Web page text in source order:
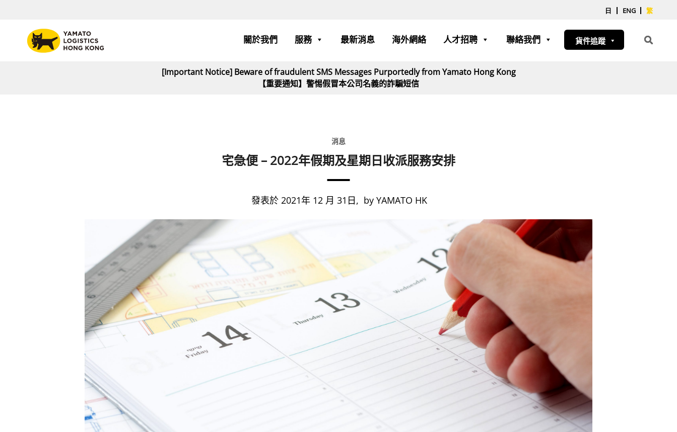
[Important Notice] Beware of fraudulent SMS Messages Purportedly from Yamato Hong Kong
【重要通知】警惕假冒本公司名義的詐騙短信
日 ENG 繁
關於我們 服務 最新消息 海外網絡 人才招聘 聯絡我們 貨件追蹤
消息
宅急便 – 2022年假期及星期日收派服務安排
發表於 2021年 12 月 31日, by YAMATO HK